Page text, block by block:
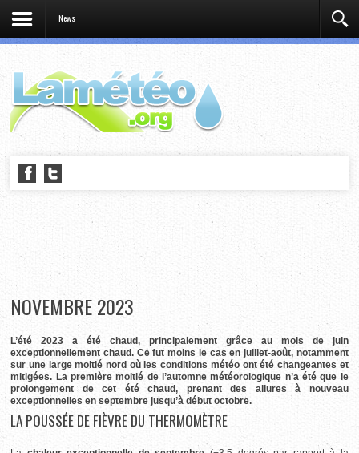
News
NOVEMBRE 2023
L’été 2023 a été chaud, principalement grâce au mois de juin
exceptionnellement chaud. Ce fut moins le cas en juillet-août, notamment
sur une large moitié nord où les conditions météo ont été changeantes et
mitigées. La première moitié de l’automne météorologique n’a été que le
prolongement de cet été chaud, prenant des allures à nouveau
exceptionnelles en septembre jusqu’à début octobre.
LA POUSSÉE DE FIÈVRE DU THERMOMÈTRE